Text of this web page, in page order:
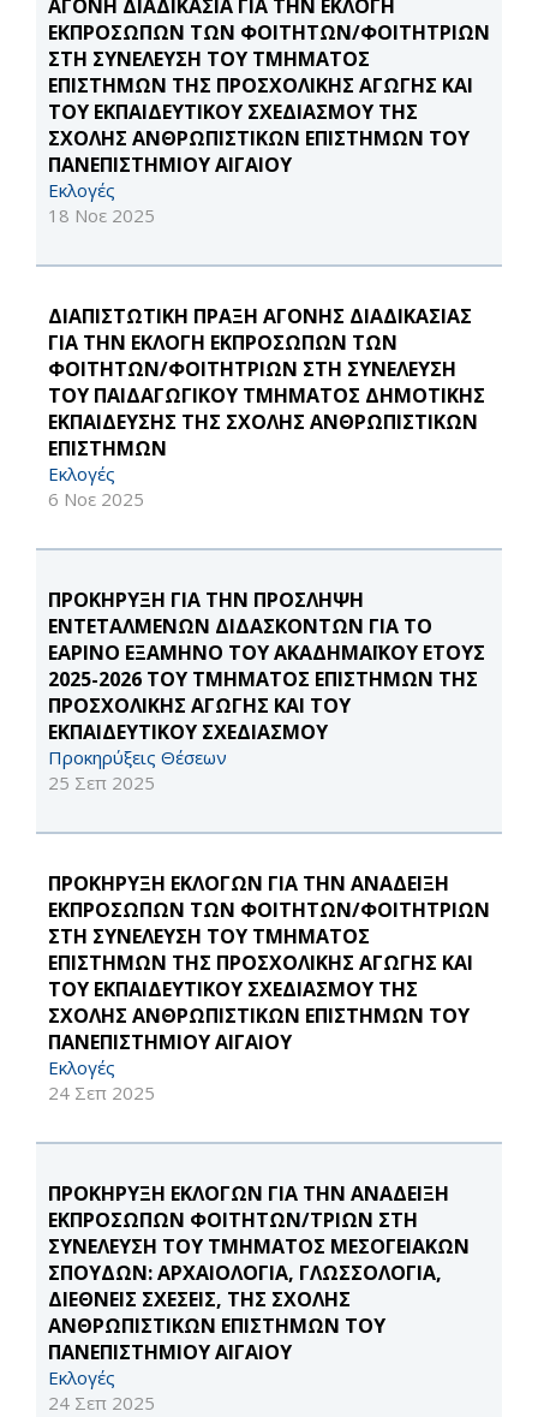
ΑΓΟΝΗ ΔΙΑΔΙΚΑΣΙΑ ΓΙΑ ΤΗΝ ΕΚΛΟΓΗ
ΕΚΠΡΟΣΩΠΩΝ ΤΩΝ ΦΟΙΤΗΤΩΝ/ΦΟΙΤΗΤΡΙΩΝ
ΣΤΗ ΣΥΝΕΛΕΥΣΗ ΤΟΥ ΤΜΗΜΑΤΟΣ
ΕΠΙΣΤΗΜΩΝ ΤΗΣ ΠΡΟΣΧΟΛΙΚΗΣ ΑΓΩΓΗΣ ΚΑΙ
ΤΟΥ ΕΚΠΑΙΔΕΥΤΙΚΟΥ ΣΧΕΔΙΑΣΜΟΥ ΤΗΣ
ΣΧΟΛΗΣ ΑΝΘΡΩΠΙΣΤΙΚΩΝ ΕΠΙΣΤΗΜΩΝ ΤΟΥ
ΠΑΝΕΠΙΣΤΗΜΙΟΥ ΑΙΓΑΙΟΥ
Εκλογές
18 Νοε 2025
ΔΙΑΠΙΣΤΩΤΙΚΗ ΠΡΑΞΗ ΑΓΟΝΗΣ ΔΙΑΔΙΚΑΣΙΑΣ
ΓΙΑ ΤΗΝ ΕΚΛΟΓΗ ΕΚΠΡΟΣΩΠΩΝ ΤΩΝ
ΦΟΙΤΗΤΩΝ/ΦΟΙΤΗΤΡΙΩΝ ΣΤΗ ΣΥΝΕΛΕΥΣΗ
ΤΟΥ ΠΑΙΔΑΓΩΓΙΚΟΥ ΤΜΗΜΑΤΟΣ ΔΗΜΟΤΙΚΗΣ
ΕΚΠΑΙΔΕΥΣΗΣ ΤΗΣ ΣΧΟΛΗΣ ΑΝΘΡΩΠΙΣΤΙΚΩΝ
ΕΠΙΣΤΗΜΩΝ
Εκλογές
6 Νοε 2025
ΠΡΟΚΗΡΥΞΗ ΓΙΑ ΤΗΝ ΠΡΟΣΛΗΨΗ
ΕΝΤΕΤΑΛΜΕΝΩΝ ΔΙΔΑΣΚΟΝΤΩΝ ΓΙΑ ΤΟ
ΕΑΡΙΝΟ ΕΞΑΜΗΝΟ ΤΟΥ ΑΚΑΔΗΜΑΪΚΟΥ ΕΤΟΥΣ
2025-2026 ΤΟΥ ΤΜΗΜΑΤΟΣ ΕΠΙΣΤΗΜΩΝ ΤΗΣ
ΠΡΟΣΧΟΛΙΚΗΣ ΑΓΩΓΗΣ ΚΑΙ ΤΟΥ
ΕΚΠΑΙΔΕΥΤΙΚΟΥ ΣΧΕΔΙΑΣΜΟΥ
Προκηρύξεις Θέσεων
25 Σεπ 2025
ΠΡΟΚΗΡΥΞΗ ΕΚΛΟΓΩΝ ΓΙΑ ΤΗΝ ΑΝΑΔΕΙΞΗ
ΕΚΠΡΟΣΩΠΩΝ ΤΩΝ ΦΟΙΤΗΤΩΝ/ΦΟΙΤΗΤΡΙΩΝ
ΣΤΗ ΣΥΝΕΛΕΥΣΗ ΤΟΥ ΤΜΗΜΑΤΟΣ
ΕΠΙΣΤΗΜΩΝ ΤΗΣ ΠΡΟΣΧΟΛΙΚΗΣ ΑΓΩΓΗΣ ΚΑΙ
ΤΟΥ ΕΚΠΑΙΔΕΥΤΙΚΟΥ ΣΧΕΔΙΑΣΜΟΥ ΤΗΣ
ΣΧΟΛΗΣ ΑΝΘΡΩΠΙΣΤΙΚΩΝ ΕΠΙΣΤΗΜΩΝ ΤΟΥ
ΠΑΝΕΠΙΣΤΗΜΙΟΥ ΑΙΓΑΙΟΥ
Εκλογές
24 Σεπ 2025
ΠΡΟΚΗΡΥΞΗ ΕΚΛΟΓΩΝ ΓΙΑ ΤΗΝ ΑΝΑΔΕΙΞΗ
ΕΚΠΡΟΣΩΠΩΝ ΦΟΙΤΗΤΩΝ/ΤΡΙΩΝ ΣΤΗ
ΣΥΝΕΛΕΥΣΗ ΤΟΥ ΤΜΗΜΑΤΟΣ ΜΕΣΟΓΕΙΑΚΩΝ
ΣΠΟΥΔΩΝ: ΑΡΧΑΙΟΛΟΓΙΑ, ΓΛΩΣΣΟΛΟΓΙΑ,
ΔΙΕΘΝΕΙΣ ΣΧΕΣΕΙΣ, ΤΗΣ ΣΧΟΛΗΣ
ΑΝΘΡΩΠΙΣΤΙΚΩΝ ΕΠΙΣΤΗΜΩΝ ΤΟΥ
ΠΑΝΕΠΙΣΤΗΜΙΟΥ ΑΙΓΑΙΟΥ
Εκλογές
24 Σεπ 2025